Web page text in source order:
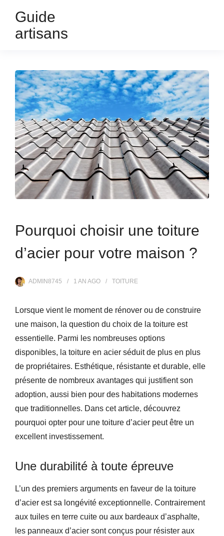
Guide
artisans
Pourquoi choisir une toiture
d’acier pour votre maison ?
ADMIN8745 1 AN AGO TOITURE
Lorsque vient le moment de rénover ou de construire
une maison, la question du choix de la toiture est
essentielle. Parmi les nombreuses options
disponibles, la toiture en acier séduit de plus en plus
de propriétaires. Esthétique, résistante et durable, elle
présente de nombreux avantages qui justifient son
adoption, aussi bien pour des habitations modernes
que traditionnelles. Dans cet article, découvrez
pourquoi opter pour une toiture d’acier peut être un
excellent investissement.
Une durabilité à toute épreuve
L’un des premiers arguments en faveur de la toiture
d’acier est sa longévité exceptionnelle. Contrairement
aux tuiles en terre cuite ou aux bardeaux d’asphalte,
les panneaux d’acier sont conçus pour résister aux